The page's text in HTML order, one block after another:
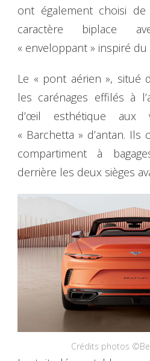
ont également choisi
caractère biplace
« enveloppant » inspiré
Le « pont aérien », situé
les carénages effilés à
d’œil esthétique aux
« Barchetta » d’antan.
compartiment à
derrière les deux sièges
Crédits photos